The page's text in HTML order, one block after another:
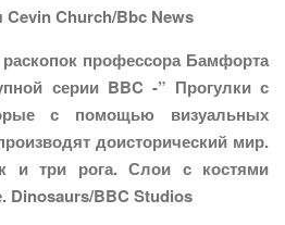
Church/Bbc News
профессора Бамфорта
серии BBC -” Прогулки с
с помощью визуальных
доисторический мир.
и три рога. Слои с костями
Dinosaurs/BBC Studios